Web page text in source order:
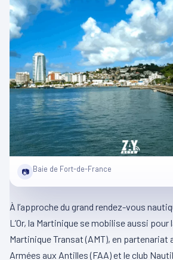
📷 Baie de Fort-de-France
À l’approche du grand rendez-vous
L’Or, la Martinique se mobilise aussi pour
Martinique Transat (AMT), en partenariat
Armées aux Antilles (FAA) et le club